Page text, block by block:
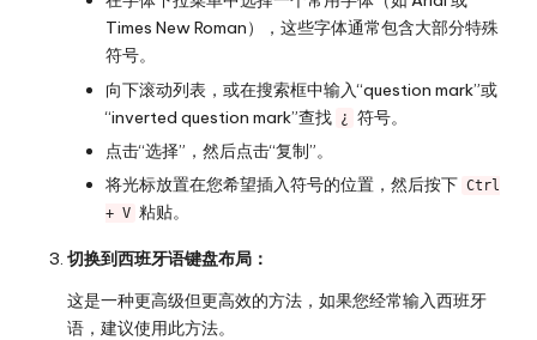
Times New Roman），这些字体通常包含大部分特殊
符号。
向下滚动列表，或在搜索框中输入“question mark”或
“inverted question mark”查找 ¿
符号。
点击“选择”，然后点击“复制”。
将光标放置在您希望插入符号的位置，然后按下 Ctrl
+ V 粘贴。
切换到西班牙语键盘布局：
这是一种更高级但更高效的方法，如果您经常输入西班牙
语，建议使用此方法。